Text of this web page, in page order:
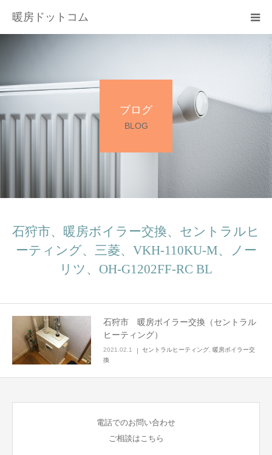
暖房ドットコム
ブログ
BLOG
石狩市、暖房ボイラー交換、セントラルヒ
ーティング、三菱、VKH-110KU-M、ノー
リツ、OH-G1202FF-RC BL
石狩市 暖房ボイラー交換（セントラル
ヒーティング）
2021.02.1 セントラルヒーティング 暖房ボイラー交
換
電話でのお問い合わせ
ご相談はこちら
サービス一覧
その他サービス
お問い合わせ